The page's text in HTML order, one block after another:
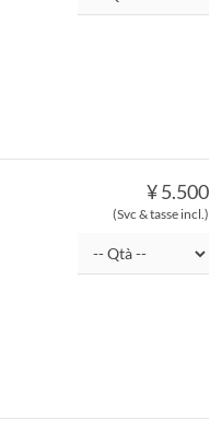
¥ 5.500
(Svc & tasse incl.)